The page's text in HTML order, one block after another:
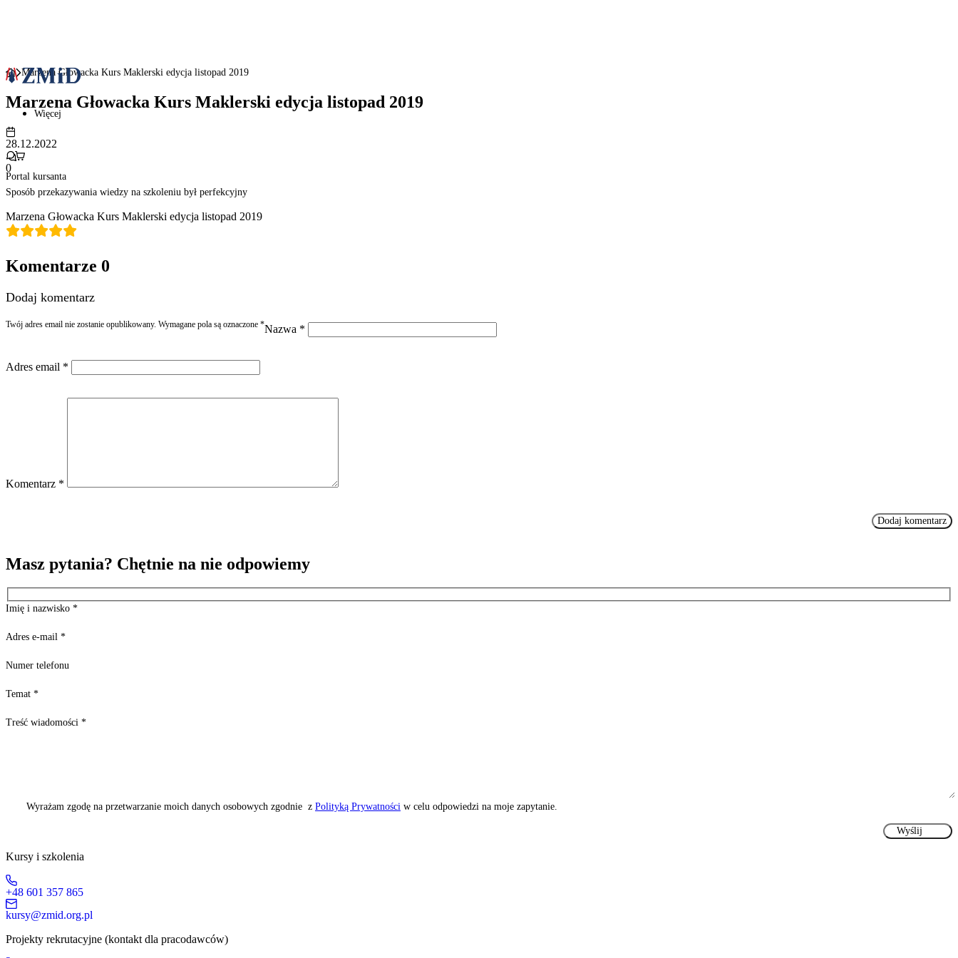
Więcej
Portal kursanta
Marzena Głowacka Kurs Maklerski edycja listopad 2019
Marzena Głowacka Kurs Maklerski edycja listopad 2019
28.12.2022
0
Sposób przekazywania wiedzy na szkoleniu był perfekcyjny
Marzena Głowacka Kurs Maklerski edycja listopad 2019
Komentarze 0
Dodaj komentarz
Twój adres email nie zostanie opublikowany. Wymagane pola są oznaczone *
Komentarz *
Nazwa *
Adres email *
Masz pytania? Chętnie na nie odpowiemy
Imię i nazwisko *
Adres e-mail *
Numer telefonu
Temat *
Treść wiadomości *
Wyrażam zgodę na przetwarzanie moich danych osobowych zgodnie z Polityką Prywatności w celu odpowiedzi na moje zapytanie.
Kursy i szkolenia
+48 601 357 865
kursy@zmid.org.pl
Projekty rekrutacyjne (kontakt dla pracodawców)